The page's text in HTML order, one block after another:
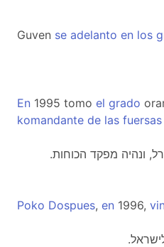
Guven se adelanto en los
En 1995 tomo el grado
komandante de las fuersas
.ב- 1995 קיבל דרגת אור אמירל, ונהיה מפקד הכוחות
Poko Dospues, en 1996,